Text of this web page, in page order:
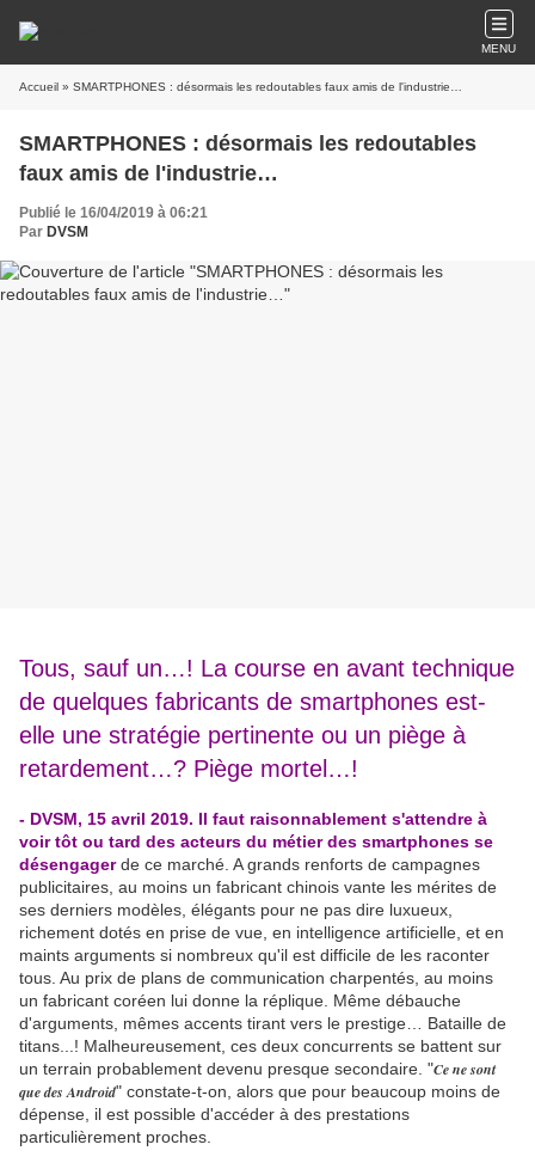
MENU
Accueil » SMARTPHONES : désormais les redoutables faux amis de l'industrie…
SMARTPHONES : désormais les redoutables
faux amis de l'industrie…
Publié le 16/04/2019 à 06:21
Par DVSM
Tous, sauf un…! La course en avant technique
de quelques fabricants de smartphones est-
elle une stratégie pertinente ou un piège à
retardement…? Piège mortel…!
- DVSM, 15 avril 2019. Il faut raisonnablement s'attendre à
voir tôt ou tard des acteurs du métier des smartphones se
désengager de ce marché. A grands renforts de campagnes
publicitaires, au moins un fabricant chinois vante les mérites de
ses derniers modèles, élégants pour ne pas dire luxueux,
richement dotés en prise de vue, en intelligence artificielle, et en
maints arguments si nombreux qu'il est difficile de les raconter
tous. Au prix de plans de communication charpentés, au moins
un fabricant coréen lui donne la réplique. Même débauche
d'arguments, mêmes accents tirant vers le prestige… Bataille de
titans...! Malheureusement, ces deux concurrents se battent sur
un terrain probablement devenu presque secondaire. "Ce ne sont
que des Android" constate-t-on, alors que pour beaucoup moins de
dépense, il est possible d'accéder à des prestations
particulièrement proches.